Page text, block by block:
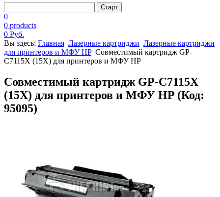
0
0 products
0 Руб.
Вы здесь: Главная Лазерные картриджи Лазерные картриджи
для принтеров и МФУ HP Совместимый картридж GP-
C7115X (15X) для принтеров и МФУ HP
Совместимый картридж GP-C7115X
(15X) для принтеров и МФУ HP (Код:
95095)